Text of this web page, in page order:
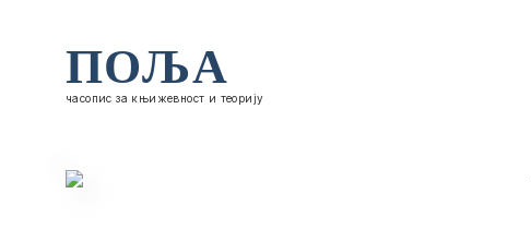
ПОЉА
часопис за књижевност и теорију